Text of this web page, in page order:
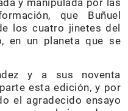
que Buñuel
los cuatro jinetes del
en un planeta que se
y a sus noventa
esta edición, y por
el agradecido ensayo